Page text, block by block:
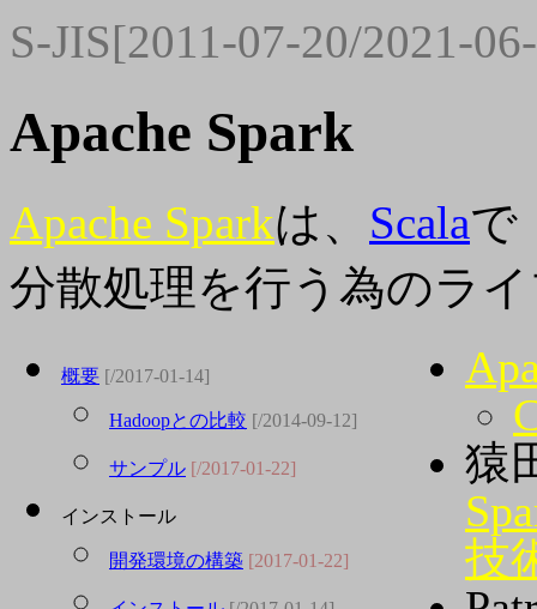
S-JIS[2011-07-20/2021-
Apache Spark
Apache Sparkは、 Scalaで
分散処理を行う為のラ
概要 [/2017-01-14]
Hadoopとの比較 [/2014-09-12]
サンプル [/2017-01-22]
インストール
開発環境の構築 [2017-01-22]
猿
技